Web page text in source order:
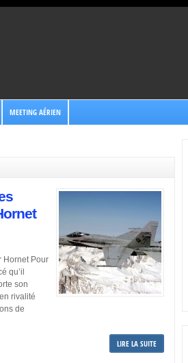
MEETING AÉRIEN
Hornet Pour
qu’il
son
rivalité
de
LIRE LA SUITE